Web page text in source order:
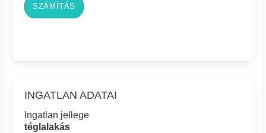
SZÁMÍTÁS
INGATLAN ADATAI
Ingatlan jellege
téglalakás